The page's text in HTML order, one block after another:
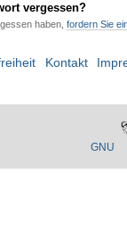
vergessen?
haben, fordern Sie
Kontakt
GNU